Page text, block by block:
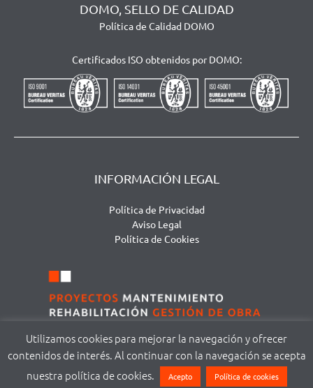
DOMO, SELLO DE CALIDAD
Política de Calidad DOMO
Certificados ISO obtenidos por DOMO:
INFORMACIÓN LEGAL
Política de Privacidad
Aviso Legal
Política de Cookies
DOMA MODUS S.L. | Avda. San Agustín, 111 – local 1 | 37005 Salamanca |
(+34) 923 008 354 |info@domoconstruccion.es | Diseño webddgraficos
Utilizamos cookies para mejorar la navegación y ofrecer
contenidos de interés. Al continuar con la navegación se acepta
nuestra política de cookies.
Acepto Política de cookies